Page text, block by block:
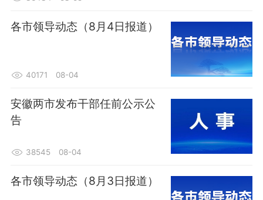
各市领导动态（8月4日报道）
40171 08-04
安徽两市发布干部任前公示公
告
38545 08-04
各市领导动态（8月3日报道）